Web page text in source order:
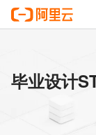
毕业设计